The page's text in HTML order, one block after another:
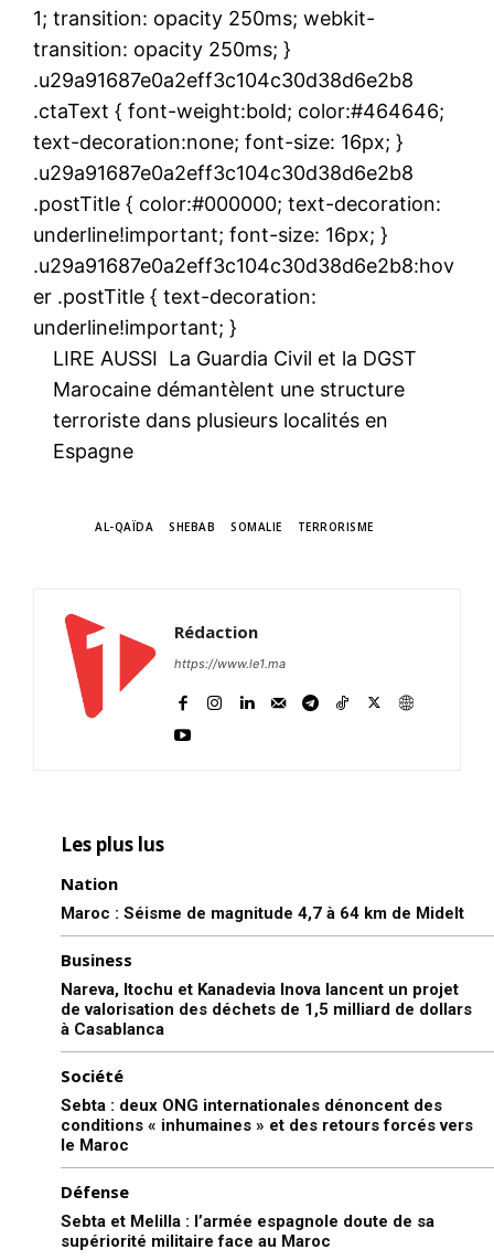
1; transition: opacity 250ms; webkit-
transition: opacity 250ms; }
.u29a91687e0a2eff3c104c30d38d6e2b8
.ctaText { font-weight:bold; color:#464646;
text-decoration:none; font-size: 16px; }
.u29a91687e0a2eff3c104c30d38d6e2b8
.postTitle { color:#000000; text-decoration:
underline!important; font-size: 16px; }
.u29a91687e0a2eff3c104c30d38d6e2b8:hov
er .postTitle { text-decoration:
underline!important; }
LIRE AUSSI La Guardia Civil et la DGST
Marocaine démantèlent une structure
terroriste dans plusieurs localités en
Espagne
AL-QAÏDA SHEBAB SOMALIE TERRORISME
Rédaction
https://www.le1.ma
Les plus lus
Nation
Maroc : Séisme de magnitude 4,7 à 64 km de Midelt
Business
Nareva, Itochu et Kanadevia Inova lancent un projet
de valorisation des déchets de 1,5 milliard de dollars
à Casablanca
Société
Sebta : deux ONG internationales dénoncent des
conditions « inhumaines » et des retours forcés vers
le Maroc
Défense
Sebta et Melilla : l’armée espagnole doute de sa
supériorité militaire face au Maroc